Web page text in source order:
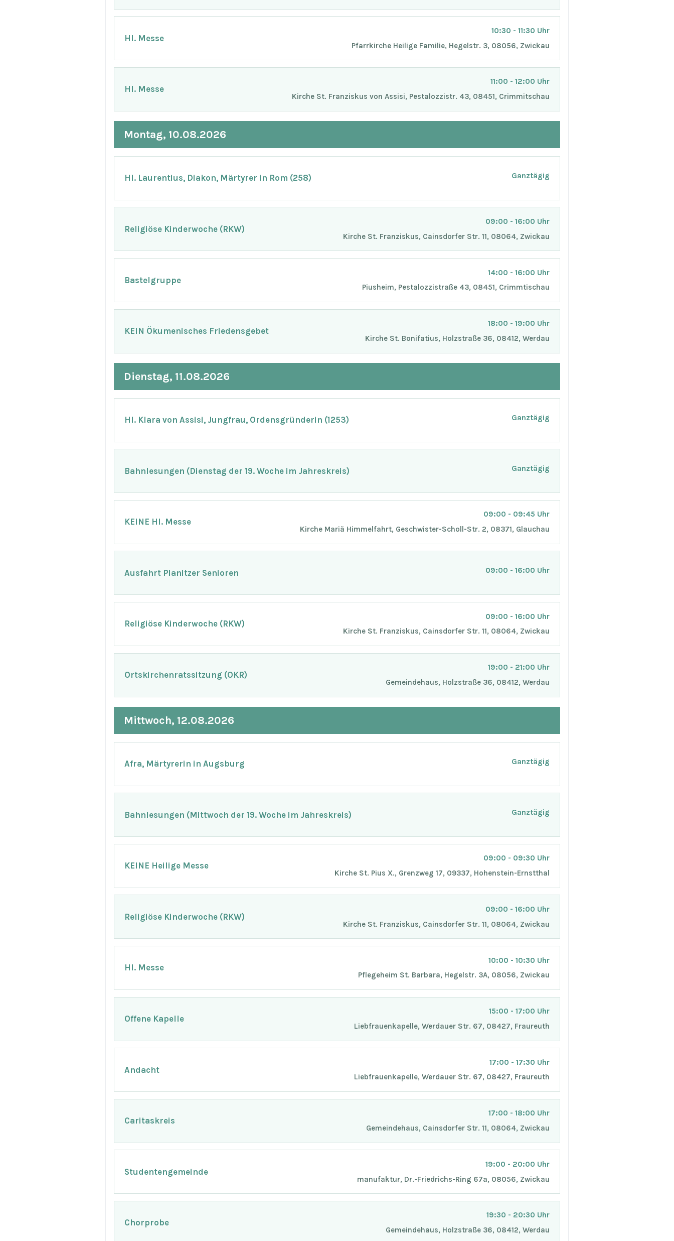
Hl. Messe
10:30 - 11:30 Uhr
Pfarrkirche Heilige Familie, Hegelstr. 3, 08056, Zwickau
Hl. Messe
11:00 - 12:00 Uhr
Kirche St. Franziskus von Assisi, Pestalozzistr. 43, 08451, Crimmitschau
Montag, 10.08.2026
Hl. Laurentius, Diakon, Märtyrer in Rom (258) Ganztägig
Religiöse Kinderwoche (RKW)
09:00 - 16:00 Uhr
Kirche St. Franziskus, Cainsdorfer Str. 11, 08064, Zwickau
Bastelgruppe
14:00 - 16:00 Uhr
Piusheim, Pestalozzistraße 43, 08451, Crimmtischau
KEIN Ökumenisches Friedensgebet
18:00 - 19:00 Uhr
Kirche St. Bonifatius, Holzstraße 36, 08412, Werdau
Dienstag, 11.08.2026
Hl. Klara von Assisi, Jungfrau, Ordensgründerin (1253) Ganztägig
Bahnlesungen (Dienstag der 19. Woche im Jahreskreis) Ganztägig
KEINE Hl. Messe
09:00 - 09:45 Uhr
Kirche Mariä Himmelfahrt, Geschwister-Scholl-Str. 2, 08371, Glauchau
Ausfahrt Planitzer Senioren 09:00 - 16:00 Uhr
Religiöse Kinderwoche (RKW)
09:00 - 16:00 Uhr
Kirche St. Franziskus, Cainsdorfer Str. 11, 08064, Zwickau
Ortskirchenratssitzung (OKR)
19:00 - 21:00 Uhr
Gemeindehaus, Holzstraße 36, 08412, Werdau
Mittwoch, 12.08.2026
Afra, Märtyrerin in Augsburg Ganztägig
Bahnlesungen (Mittwoch der 19. Woche im Jahreskreis) Ganztägig
KEINE Heilige Messe
09:00 - 09:30 Uhr
Kirche St. Pius X., Grenzweg 17, 09337, Hohenstein-Ernstthal
Religiöse Kinderwoche (RKW)
09:00 - 16:00 Uhr
Kirche St. Franziskus, Cainsdorfer Str. 11, 08064, Zwickau
Hl. Messe
10:00 - 10:30 Uhr
Pflegeheim St. Barbara, Hegelstr. 3A, 08056, Zwickau
Offene Kapelle
15:00 - 17:00 Uhr
Liebfrauenkapelle, Werdauer Str. 67, 08427, Fraureuth
Andacht
17:00 - 17:30 Uhr
Liebfrauenkapelle, Werdauer Str. 67, 08427, Fraureuth
Caritaskreis
17:00 - 18:00 Uhr
Gemeindehaus, Cainsdorfer Str. 11, 08064, Zwickau
Studentengemeinde
19:00 - 20:00 Uhr
manufaktur, Dr.-Friedrichs-Ring 67a, 08056, Zwickau
Chorprobe
19:30 - 20:30 Uhr
Gemeindehaus, Holzstraße 36, 08412, Werdau